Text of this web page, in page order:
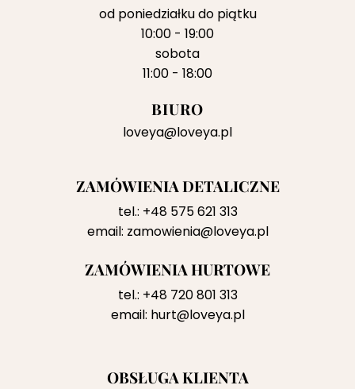
od poniedziałku do piątku
10:00 - 19:00
sobota
11:00 - 18:00
BIURO
loveya@loveya.pl
ZAMÓWIENIA DETALICZNE
tel.: +48 575 621 313
email: zamowienia@loveya.pl
ZAMÓWIENIA HURTOWE
tel.: +48 720 801 313
email: hurt@loveya.pl
OBSŁUGA KLIENTA